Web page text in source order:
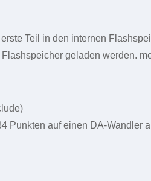
Teil in den internen
Flashspeicher geladen werden.
Punkten auf einen DA-Wandler